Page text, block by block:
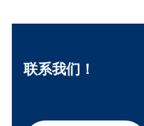
培训
工艺技术
TruEtch - 金属蚀刻
联系我们！